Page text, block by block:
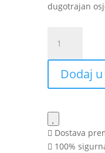
dugotrajan
Xémose
cerat
ml
Dodaj
Dostava
100%